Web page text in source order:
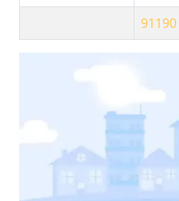
91190